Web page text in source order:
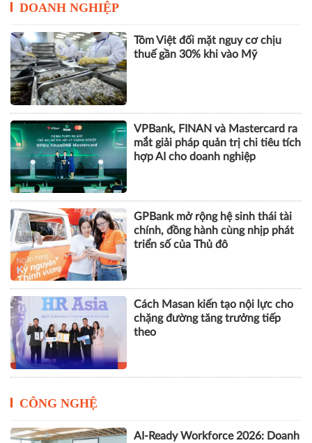
DOANH NGHIỆP
Tôm Việt đối mặt nguy cơ chịu
thuế gần 30% khi vào Mỹ
VPBank, FINAN và Mastercard ra
mắt giải pháp quản trị chi tiêu tích
hợp AI cho doanh nghiệp
GPBank mở rộng hệ sinh thái tài
chính, đồng hành cùng nhịp phát
triển số của Thủ đô
Cách Masan kiến tạo nội lực cho
chặng đường tăng trưởng tiếp
theo
CÔNG NGHỆ
AI-Ready Workforce 2026: Doanh